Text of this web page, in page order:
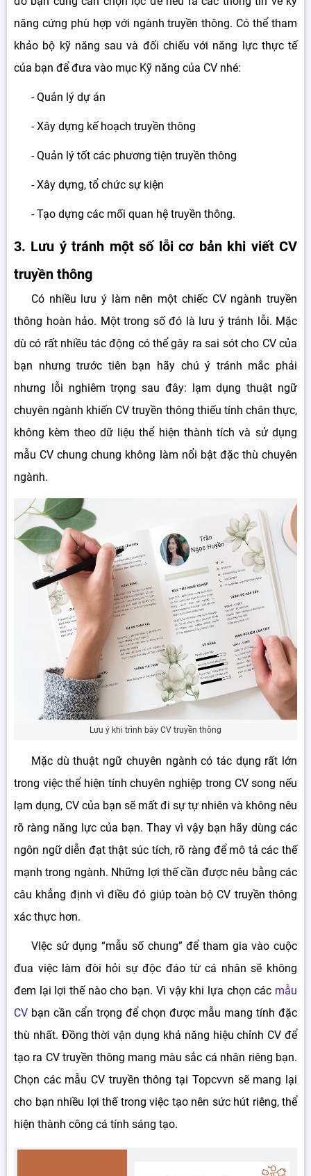
năng cứng phù hợp với ngành truyền thông. Có thể tham
khảo bộ kỹ năng sau và đối chiếu với năng lực thực tế
của bạn để đưa vào mục Kỹ năng của CV nhé:
- Quản lý dự án
- Xây dựng kế hoạch truyền thông
- Quản lý tốt các phương tiện truyền thông
- Xây dựng, tổ chức sự kiện
- Tạo dựng các mối quan hệ truyền thông.
3. Lưu ý tránh một số lỗi cơ bản khi viết CV
truyền thông
Có nhiều lưu ý làm nên một chiếc CV ngành truyền
thông hoàn hảo. Một trong số đó là lưu ý tránh lỗi. Mặc
dù có rất nhiều tác động có thể gây ra sai sót cho CV của
bạn nhưng trước tiên bạn hãy chú ý tránh mắc phải
nhưng lỗi nghiêm trọng sau đây: lạm dụng thuật ngữ
chuyên ngành khiến CV truyền thông thiếu tính chân thực,
không kèm theo dữ liệu thể hiện thành tích và sử dụng
mẫu CV chung chung không làm nổi bật đặc thù chuyên
ngành.
Lưu ý khi trình bày CV truyền thông
Mặc dù thuật ngữ chuyên ngành có tác dụng rất lớn
trong việc thể hiện tính chuyên nghiệp trong CV song nếu
lạm dụng, CV của bạn sẽ mất đi sự tự nhiên và không nêu
rõ ràng năng lực của bạn. Thay vì vậy bạn hãy dùng các
ngôn ngữ diễn đạt thật súc tích, rõ ràng để mô tả các thế
mạnh trong ngành. Những lợi thế cần được nêu bằng các
câu khẳng định vì điều đó giúp toàn bộ CV truyền thông
xác thực hơn.
VIệc sử dụng “mẫu số chung” để tham gia vào cuộc
đua việc làm đòi hỏi sự độc đáo từ cá nhân sẽ không
đem lại lợi thế nào cho bạn. Vì vậy khi lựa chọn các mẫu
CV bạn cần cẩn trọng để chọn được mẫu mang tính đặc
thù nhất. Đồng thời vận dụng khả năng hiệu chỉnh CV để
tạo ra CV truyền thông mang màu sắc cá nhân riêng bạn.
Chọn các mẫu CV truyền thông tại Topcvvn sẽ mang lại
cho bạn nhiều lợi thế trong việc tạo nên sức hút riêng, thể
hiện thành công cá tính sáng tạo.